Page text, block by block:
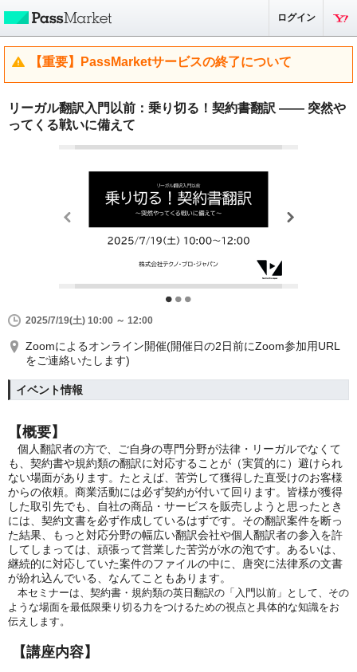
ログイン
【重要】PassMarketサービスの終了について
リーガル翻訳入門以前：乗り切る！契約書翻訳 ―― 突然や
ってくる戦いに備えて
2025/7/19(土) 10:00 ～ 12:00
Zoomによるオンライン開催(開催日の2日前にZoom参加用URL
をご連絡いたします)
イベント情報
【概要】
個人翻訳者の方で、ご自身の専門分野が法律・リーガルでなくて
も、契約書や規約類の翻訳に対応することが（実質的に）避けられ
ない場面があります。たとえば、苦労して獲得した直受けのお客様
からの依頼。商業活動には必ず契約が付いて回ります。皆様が獲得
した取引先でも、自社の商品・サービスを販売しようと思ったとき
には、契約文書を必ず作成しているはずです。その翻訳案件を断っ
た結果、もっと対応分野の幅広い翻訳会社や個人翻訳者の参入を許
してしまっては、頑張って営業した苦労が水の泡です。あるいは、
継続的に対応していた案件のファイルの中に、唐突に法律系の文書
が紛れ込んでいる、なんてこともあります。
本セミナーは、契約書・規約類の英日翻訳の「入門以前」として、その
ような場面を最低限乗り切る力をつけるための視点と具体的な知識をお
伝えします。
【講座内容】